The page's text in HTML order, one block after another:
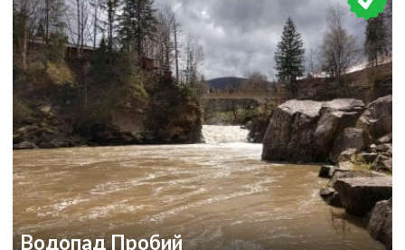
Водопад Пробий